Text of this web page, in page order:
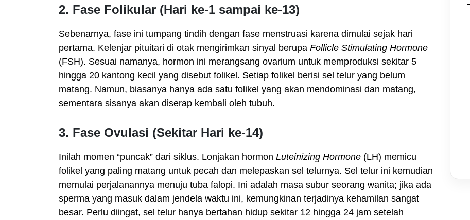
2. Fase Folikular (Hari ke-1 sampai ke-13)
Sebenarnya, fase ini tumpang tindih dengan fase menstruasi karena dimulai sejak hari
pertama. Kelenjar pituitari di otak mengirimkan sinyal berupa Follicle Stimulating Hormone
(FSH). Sesuai namanya, hormon ini merangsang ovarium untuk memproduksi sekitar 5
hingga 20 kantong kecil yang disebut folikel. Setiap folikel berisi sel telur yang belum
matang. Namun, biasanya hanya ada satu folikel yang akan mendominasi dan matang,
sementara sisanya akan diserap kembali oleh tubuh.
3. Fase Ovulasi (Sekitar Hari ke-14)
Inilah momen “puncak” dari siklus. Lonjakan hormon Luteinizing Hormone (LH) memicu
folikel yang paling matang untuk pecah dan melepaskan sel telurnya. Sel telur ini kemudian
memulai perjalanannya menuju tuba falopi. Ini adalah masa subur seorang wanita; jika ada
sperma yang masuk dalam jendela waktu ini, kemungkinan terjadinya kehamilan sangat
besar. Perlu diingat, sel telur hanya bertahan hidup sekitar 12 hingga 24 jam setelah